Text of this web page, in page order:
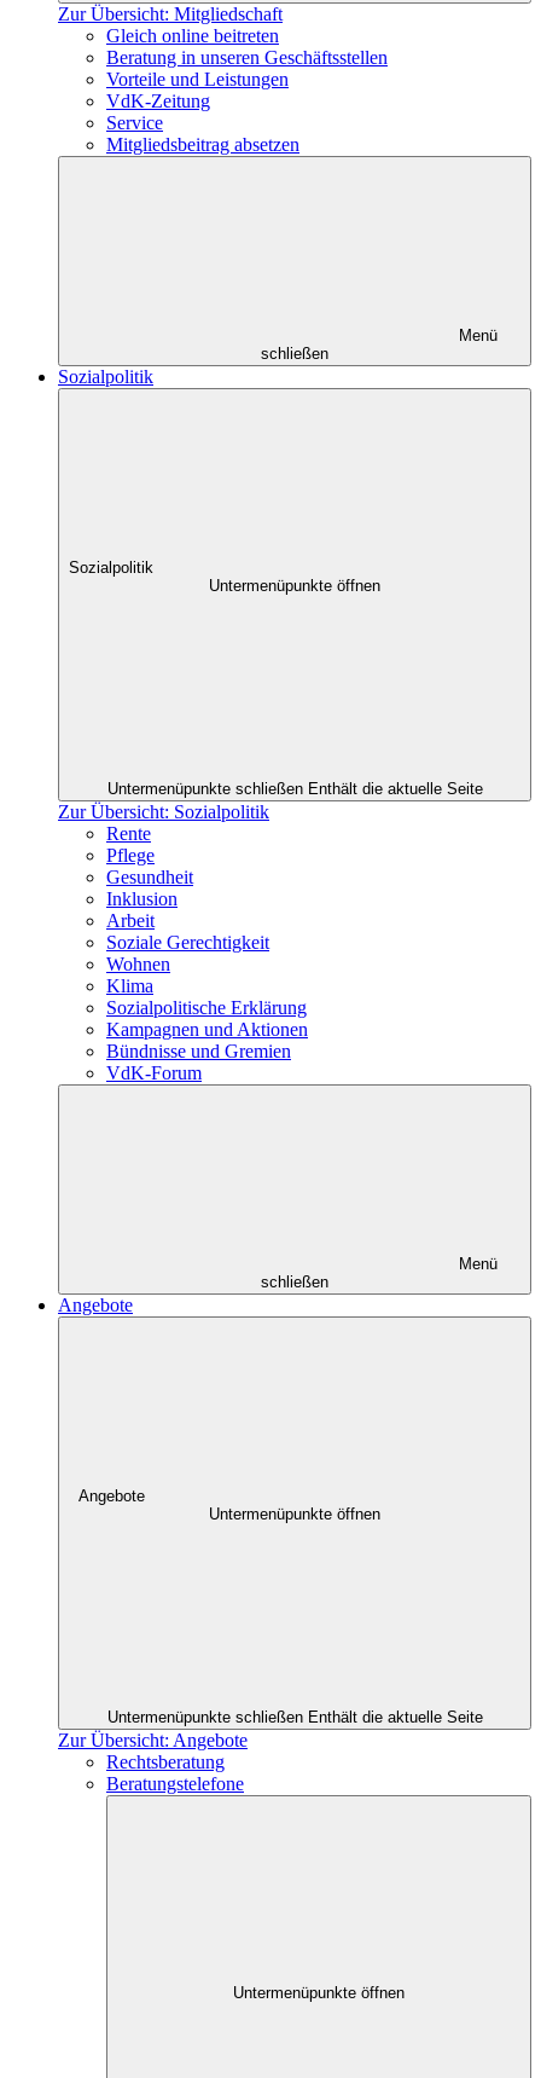
Zur Übersicht: Mitgliedschaft
Gleich online beitreten
Beratung in unseren Geschäftsstellen
Vorteile und Leistungen
VdK-Zeitung
Service
Mitgliedsbeitrag absetzen
Menü
schließen
Sozialpolitik
Sozialpolitik
Untermenüpunkte öffnen
Untermenüpunkte schließen Enthält die aktuelle Seite
Zur Übersicht: Sozialpolitik
Rente
Pflege
Gesundheit
Inklusion
Arbeit
Soziale Gerechtigkeit
Wohnen
Klima
Sozialpolitische Erklärung
Kampagnen und Aktionen
Bündnisse und Gremien
VdK-Forum
Menü
schließen
Angebote
Angebote
Untermenüpunkte öffnen
Untermenüpunkte schließen Enthält die aktuelle Seite
Zur Übersicht: Angebote
Rechtsberatung
Beratungstelefone
Untermenüpunkte öffnen